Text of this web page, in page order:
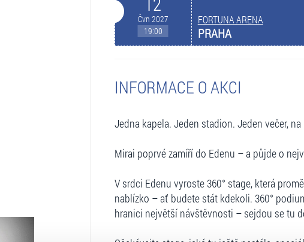
Čvn 2027
19:00
FORTUNA ARENA
PRAHA
INFORMACE O AKCI
Jedna kapela. Jeden stadion. Jeden večer,
Mirai poprvé zamíří do Edenu – a půjde o
V srdci Edenu vyroste 360° stage, která
nablízko – ať budete stát kdekoli. 360°
hranici největší návštěvnosti – sejdou se tu